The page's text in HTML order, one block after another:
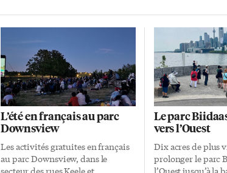
«Les enfants autour du monde».
Vous pourrez les voir du 22
novembre au 10 décembre. De
plus, le dimanche 30 novembre,
des activités supplémentaires
seront offertes aux visiteurs:
musique, création de décorations
d’arbre de Noël et décoration de
biscuits. L’entrée coûte 12
$/adultes, 8 $/pour les aînés et
également
parc du Spadina
la Casa Loma.
personnes étaient
le Tree Tours de
avec, au
des arbres du
Museum. Selon
gère l’organisation
il s’agissait de la
plus […]
L’été en français au parc
Downsview
Les activités gratuites en français
au parc Downsview, dans le
secteur des rues Keele et
Le parc
vers l’Ouest
Dix acres de plus
prolonger le parc
l’Ouest jusqu’à la